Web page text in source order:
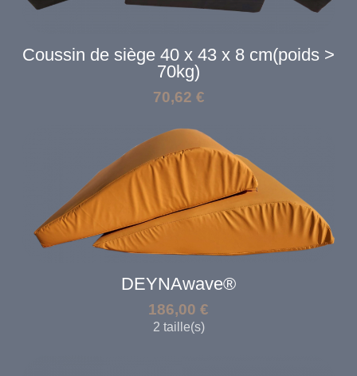
Coussin de siège 40 x 43 x 8 cm(poids >
70kg)
70,62 €
DEYNAwave®
186,00 €
2 taille(s)